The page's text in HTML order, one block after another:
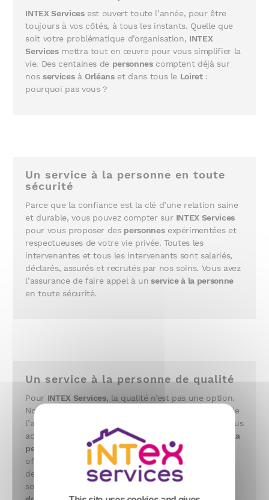
INTEX Servicesest ouvert toute l’année, pour être
toujours à vos côtés, à tous les instants. Quelle que
soit votre problématique d’organisation, INTEX
Servicesmettra tout en œuvre pour vous simplifier la
vie. Des centaines de personnescomptent déjà sur
nosservicesàOrléanset dans tous le Loiret:
pourquoi pas vous ?
Un service à la personne en toute
sécurité
Parce que la confiance est la clé d’une relation saine
et durable, vous pouvez compter sur INTEX Services
pour vous proposer des personnesexpérimentées et
respectueuses de votre vie privée. Toutes les
intervenantes et tous les intervenants sont salariés,
déclarés, assurés et recrutés par nos soins. Vous avez
l’assurance de faire appel à un service à la personne
en toute sécurité.
Un service à la personne de qualité
Pour INTEX Services, la qualité n’est pas une option.
Notre agence est titulaire de l’agrément Qualité et de
l’autorisation départementale N° SAP444561294. Nous
adhérons à la Charte nationale Qualité du
service à la
personne
. Ainsi, l’agenceINTEX Services
officiellement habilitée à effectuer toutes sortes
de
service à la personnequelque soit celui que vous
souhaitez nous confier. De plus, un plan d’